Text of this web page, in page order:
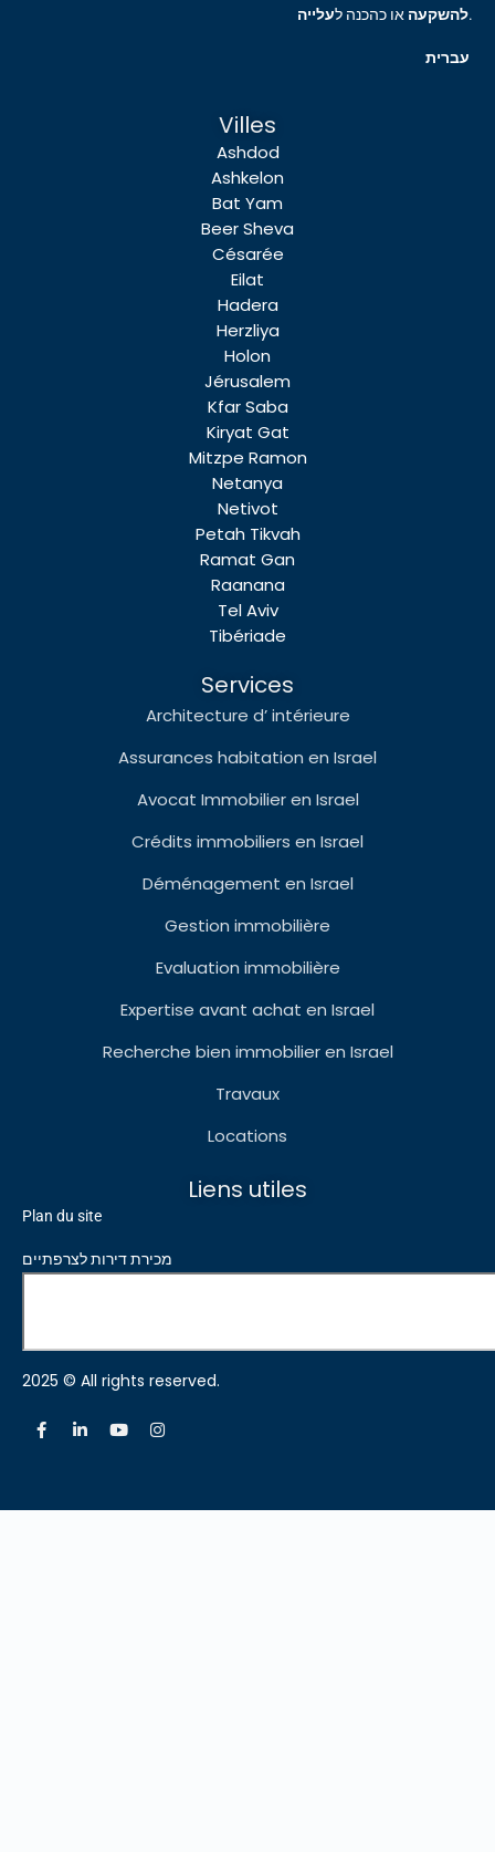
להשקעה או כהכנה לעלייה .
Villes
Ashdod
Ashkelon
Bat Yam
Beer Sheva
Césarée
Eilat
Hadera
Herzliya
Holon
Jérusalem
Kfar Saba
Kiryat Gat
Mitzpe Ramon
Netanya
Netivot
Petah Tikvah
Ramat Gan
Raanana
Tel Aviv
Tibériade
Services
Architecture d’ intérieure
Assurances habitation en Israel
Avocat Immobilier en Israel
Crédits immobiliers en Israel
Déménagement en Israel
Gestion immobilière
Evaluation immobilière
Expertise avant achat en Israel
Recherche bien immobilier en Israel
Travaux
Locations
Liens utiles
Plan du site
מכירת דירות לצרפתיים
2025 © All rights reserved.